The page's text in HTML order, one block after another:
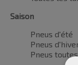
Saison
Pneus d'été
Pneus
Pneus